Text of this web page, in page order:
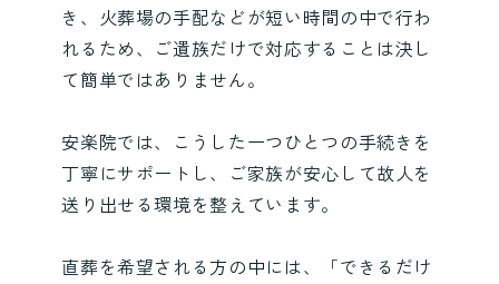
き、火葬場の手配などが短い時間の中で行わ
れるため、ご遺族だけで対応することは決し
て簡単ではありません。
安楽院では、こうした一つひとつの手続きを
丁寧にサポートし、ご家族が安心して故人を
送り出せる環境を整えています。
直葬を希望される方の中には、「できるだけ